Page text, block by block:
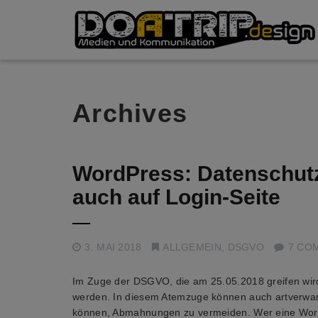
Archives
WordPress:
auch auf Login-Seite
3. MAI 2018 ALLGEMEIN DSGVO 7
Im Zuge der DSGVO, die am 25.05.2018 greifen
werden. In diesem Atemzuge können auch
können, Abmahnungen zu vermeiden. Wer eine